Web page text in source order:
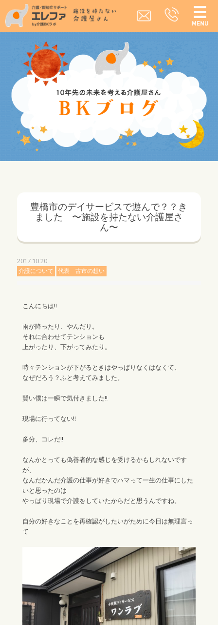
豊橋市のデイサービスで遊んで？？き
ました 〜施設を持たない介護屋さ
ん〜
2017.10.20
介護について 代表 古市の想い
こんにちは‼︎
雨が降ったり、やんだり。
それに合わせてテンションも
上がったり、下がってみたり。
時々テンションが下がるときはやっぱりなくはなくて、
なぜだろう？ふと考えてみました。
賢い僕は一瞬で気付きました‼︎
現場に行ってない‼︎
多分、コレだ‼︎
なんかとっても偽善者的な感じを受けるかもしれないです
が、
なんだかんだ介護の仕事が好きでハマって一生の仕事にした
いと思ったのは
やっぱり現場で介護をしていたからだと思うんですね。
自分の好きなことを再確認がしたいがために今日は無理言っ
て